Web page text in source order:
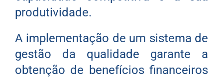
produtividade.
A implementação de um sistema de
gestão da qualidade garante a
obtenção de benefícios financeiros